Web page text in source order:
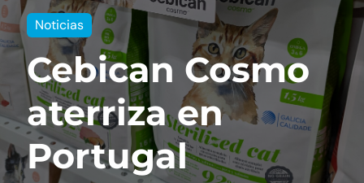
Noticias
Cebican Cosmo
aterriza en
Portugal